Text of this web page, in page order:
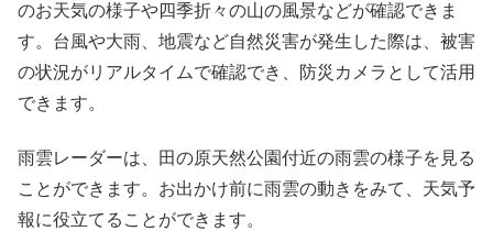
のお天気の様子や四季折々の山の風景などが確認できま
す。台風や大雨、地震など自然災害が発生した際は、被害
の状況がリアルタイムで確認でき、防災カメラとして活用
できます。
雨雲レーダーは、田の原天然公園付近の雨雲の様子を見る
ことができます。お出かけ前に雨雲の動きをみて、天気予
報に役立てることができます。